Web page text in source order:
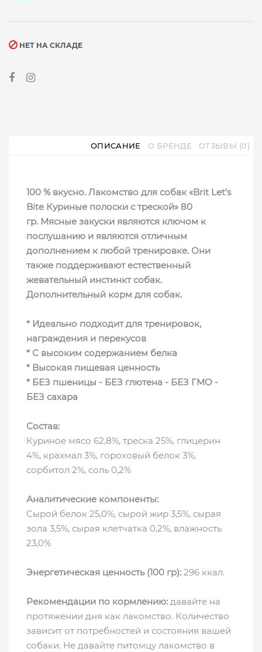
НЕТ НА СКЛАДЕ
ОПИСАНИЕ О БРЕНДЕ ОТЗЫВЫ (0)
100 % вкусно. Лакомство для собак «Brit Let’s
Bite Куриные полоски с треской» 80
гр. Мясные закуски являются ключом к
послушанию и являются отличным
дополнением к любой тренировке. Они
также поддерживают естественный
жевательный инстинкт собак.
Дополнительный корм для собак.
* Идеально подходит для тренировок,
награждения и перекусов
* С высоким содержанием белка
* Высокая пищевая ценность
* БЕЗ пшеницы - БЕЗ глютена - БЕЗ ГМО -
БЕЗ сахара
Состав:
Куриное мясо 62,8%, треска 25%, глицерин
4%, крахмал 3%, гороховый белок 3%,
сорбитол 2%, соль 0,2%
Аналитические компоненты:
Сырой белок 25,0%, сырой жир 3,5%, сырая
зола 3,5%, сырая клетчатка 0,2%, влажность
23,0%
Энергетическая ценность (100 гр): 296 ккал.
Рекомендации по кормлению: давайте на
протяжении дня как лакомство. Количество
зависит от потребностей и состояния вашей
собаки. Не давайте питомцу лакомство в